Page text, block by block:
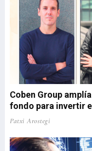
Coben Group
fondo para invertir
Patxi Arostegi